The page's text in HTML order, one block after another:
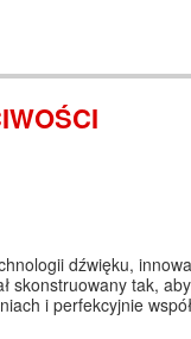
dźwięku,
skonstruowany tak,
i perfekcyjnie